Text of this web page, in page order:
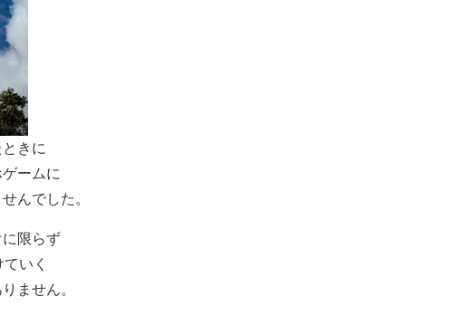
きに
ームに
んでした。
限らず
いく
ません。